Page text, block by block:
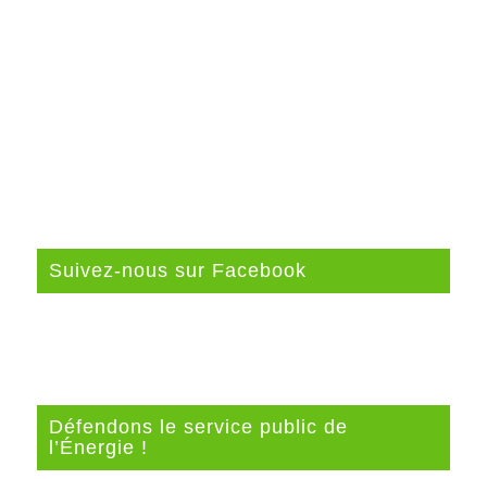
Suivez-nous sur Facebook
Défendons le service public de
l’Énergie !